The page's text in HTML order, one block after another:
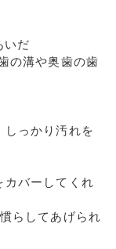
いだ
の溝や奥歯の歯
っかり汚れを
カバーしてくれ
らしてあげられ